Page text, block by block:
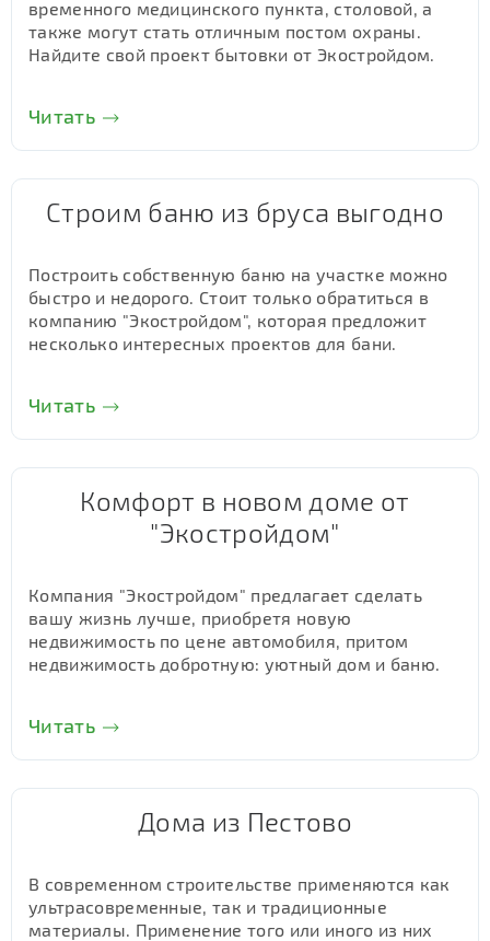
временного медицинского пункта, столовой, а
также могут стать отличным постом охраны.
Найдите свой проект бытовки от Экостройдом.
Читать
Строим баню из бруса выгодно
Построить собственную баню на участке можно
быстро и недорого. Стоит только обратиться в
компанию "Экостройдом", которая предложит
несколько интересных проектов для бани.
Читать
Комфорт в новом доме от
"Экостройдом"
Компания "Экостройдом" предлагает сделать
вашу жизнь лучше, приобретя новую
недвижимость по цене автомобиля, притом
недвижимость добротную: уютный дом и баню.
Читать
Дома из Пестово
В современном строительстве применяются как
ультрасовременные, так и традиционные
материалы. Применение того или иного из них